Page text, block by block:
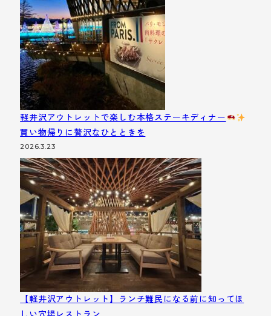
軽井沢アウトレットで楽しむ本格ステーキディナー
買い物帰りに贅沢なひとときを
2026.3.23
【軽井沢アウトレット】ランチ難民になる前に知ってほ